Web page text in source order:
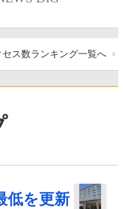
セス数ランキング一覧へ
低を更新